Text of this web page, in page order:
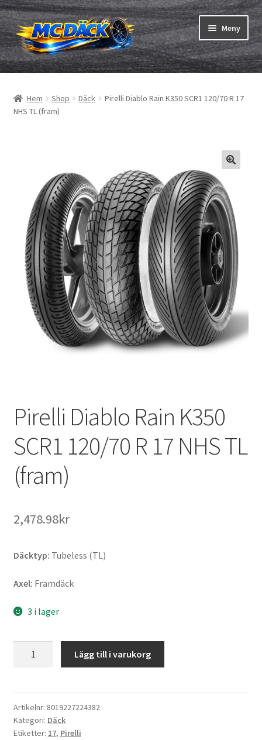
Hoppa
till
navigering
Hoppa
till
innehåll
Meny
Däck
Slangar & fälgband
Däcktest
Märken
Om oss
Hem Shop Däck
Pirelli Diablo Rain K350 SCR1 120/70 R 17
NHS TL (fram)
Pirelli Diablo Rain K350
SCR1 120/70 R 17 NHS TL
(fram)
2,478.98kr
Däcktyp: Tubeless (TL)
Axel: Framdäck
3 i lager
SCR1
120/70
R
Lägg till i varukorg
Artikelnr: 8019227224382
Kategori: Däck
Etiketter: 17, Pirelli